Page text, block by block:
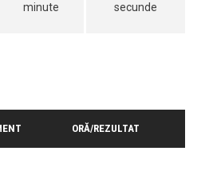
minute secunde
ORĂ/REZULTAT